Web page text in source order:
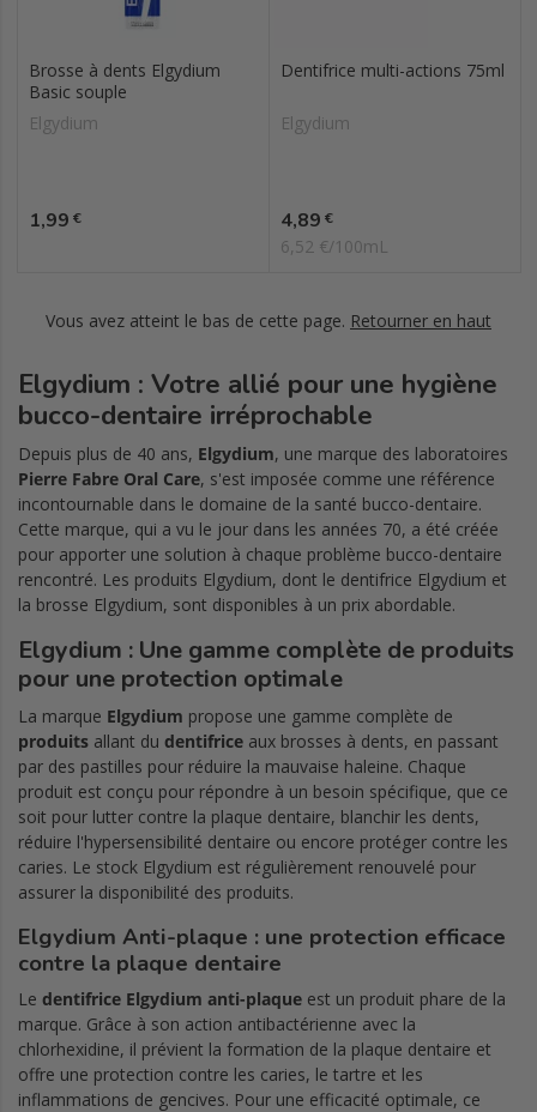
Brosse à dents Elgydium
Basic souple
Elgydium
Prix
1,99 €
Dentifrice multi-actions 75ml
Elgydium
Prix
4,89 €
6,52 €/100mL
Vous avez atteint le bas de cette page. Retourner en haut
Elgydium : Votre allié pour une hygiène
bucco-dentaire irréprochable
Depuis plus de 40 ans, Elgydium, une marque des laboratoires
Pierre Fabre Oral Care, s'est imposée comme une référence
incontournable dans le domaine de la santé bucco-dentaire.
Cette marque, qui a vu le jour dans les années 70, a été créée
pour apporter une solution à chaque problème bucco-dentaire
rencontré. Les produits Elgydium, dont le dentifrice Elgydium et
la brosse Elgydium, sont disponibles à un prix abordable.
Elgydium : Une gamme complète de produits
pour une protection optimale
La marque Elgydium propose une gamme complète de
produits allant du dentifrice aux brosses à dents, en passant
par des pastilles pour réduire la mauvaise haleine. Chaque
produit est conçu pour répondre à un besoin spécifique, que ce
soit pour lutter contre la plaque dentaire, blanchir les dents,
réduire l'hypersensibilité dentaire ou encore protéger contre les
caries. Le stock Elgydium est régulièrement renouvelé pour
assurer la disponibilité des produits.
Elgydium Anti-plaque : une protection efficace
contre la plaque dentaire
Le dentifrice Elgydium anti-plaque est un produit phare de la
marque. Grâce à son action antibactérienne avec la
chlorhexidine, il prévient la formation de la plaque dentaire et
offre une protection contre les caries, le tartre et les
inflammations de gencives. Pour une efficacité optimale, ce